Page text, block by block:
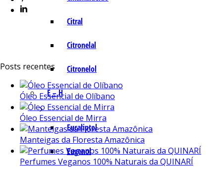
Citral
Citronelal
Citronelol
E – H
Eucaliptol
Eugenol
Posts recentes
Óleo Essencial de Olíbano
Óleo Essencial de Mirra
Manteigas da Floresta Amazônica
Perfumes Veganos 100% Naturais da QUINARÍ